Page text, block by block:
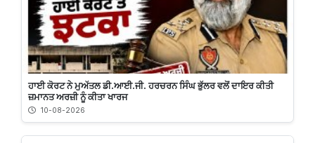
ਹਾਈ ਕੋਰਟ ਨੇ ਮੁਅੱਤਲ ਡੀ.ਆਈ.ਜੀ. ਹਰਚਰਨ ਸਿੰਘ ਭੁੱਲਰ ਵਲੋਂ ਦਾਇਰ ਕੀਤੀ
ਜ਼ਮਾਨਤ ਅਰਜ਼ੀ ਨੂੰ ਕੀਤਾ ਖਾਰਜ
10-08-2026